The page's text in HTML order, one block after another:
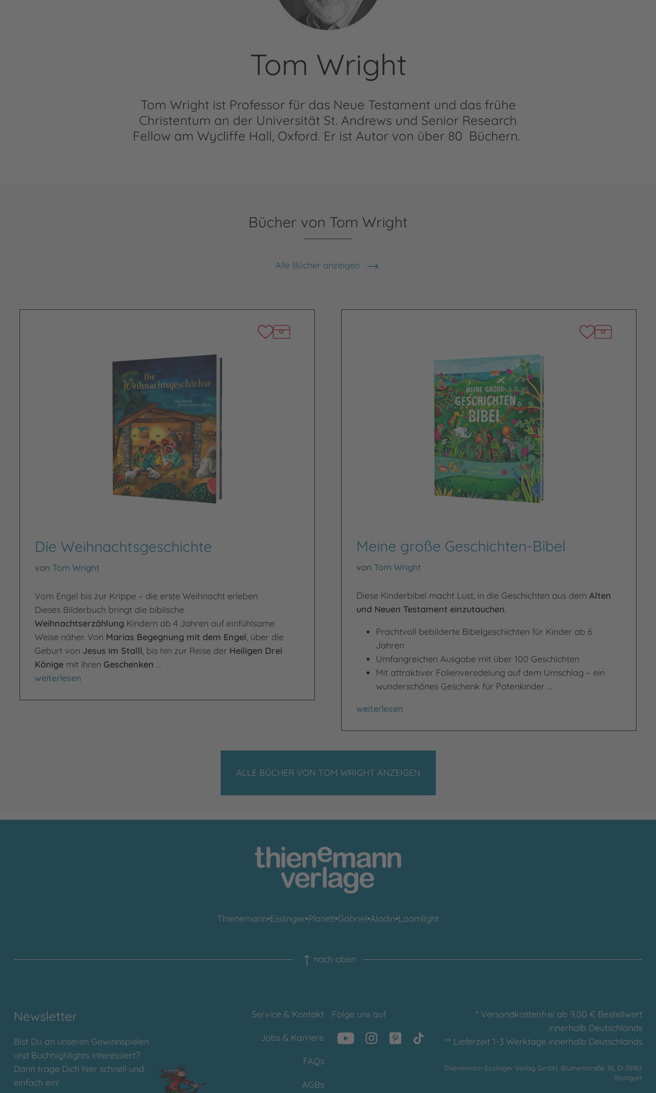
Tom Wright
Tom Wright ist Professor für das Neue Testament und das frühe
Christentum an der Universität St. Andrews und Senior Research
Fellow am Wycliffe Hall, Oxford. Er ist Autor von über 80 Büchern.
Bücher von Tom Wright
Alle Bücher anzeigen
Die Weihnachtsgeschichte
von Tom Wright
Vom Engel bis zur Krippe – die erste Weihnacht erleben
Dieses Bilderbuch bringt die biblische
Weihnachtserzählung Kindern ab 4 Jahren auf einfühlsame
Weise näher. Von Marias Begegnung mit dem Engel, über die
Geburt von Jesus im Stalll, bis hin zur Reise der Heiligen Drei
Könige mit ihren Geschenken …
Die Weihnachtsgeschichte
weiterlesen
Meine große Geschichten-Bibel
von Tom Wright
Diese Kinderbibel macht Lust, in die Geschichten aus dem Alten
und Neuen Testament einzutauchen.
Prachtvoll bebilderte Bibelgeschichten für Kinder ab 6
Jahren
Umfangreichen Ausgabe mit über 100 Geschichten
Mit attraktiver Folienveredelung auf dem Umschlag – ein
wunderschönes Geschenk für Patenkinder …
Meine große Geschichten-Bibel
weiterlesen
ALLE BÜCHER VON TOM WRIGHT ANZEIGEN
Thienemann•Esslinger•Planet!•Gabriel•Aladin•Loomlight
nach oben
Newsletter
Bist Du an unseren Gewinnspielen
und Buchhighlights interessiert?
Dann trage Dich hier schnell und
einfach ein!
Service & Kontakt
Jobs & Karriere
FAQs
AGBs
Folge uns auf
* Versandkostenfrei ab 9,00 € Bestellwert
innerhalb Deutschlands
** Lieferzeit 1-3 Werktage innerhalb Deutschlands
Thienemann-Esslinger Verlag GmbH, Blumenstraße 36, D-70182
Stuttgart